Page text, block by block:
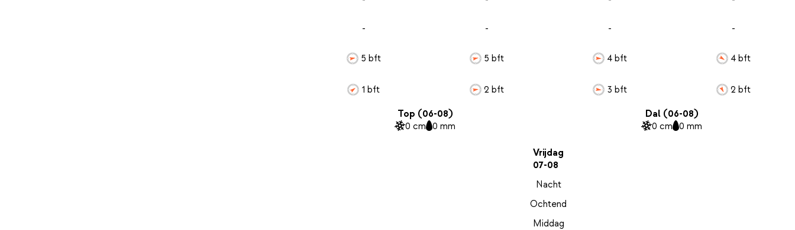
-
5 bft
1 bft
-
5 bft
2 bft
-
4 bft
3 bft
-
4 bft
2 bft
Top (06-08)
0 cm 0 mm
Dal (06-08)
0 cm 0 mm
Vrijdag
07-08
Nacht
Ochtend
Middag